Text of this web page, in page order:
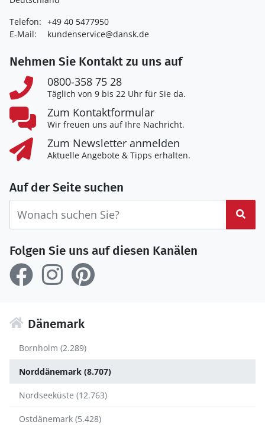
Telefon: +49 40 5477950
E-Mail:
kundenservice@dansk.de
Nehmen Sie Kontakt zu uns auf
0800-358 75 28
Täglich von 9 bis 22 Uhr für Sie da.
Zum Kontaktformular
Wir freuen uns auf Ihre Nachricht.
Zum Newsletter anmelden
Aktuelle Angebote & Tipps erhalten.
Auf der Seite suchen
Folgen Sie uns auf diesen Kanälen
Dänemark
Bornholm (2.289)
Norddänemark (8.707)
Nordseeküste (12.763)
Ostdänemark (5.428)